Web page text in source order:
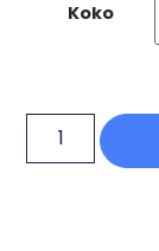
Koko